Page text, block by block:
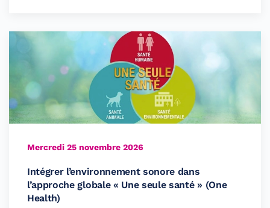
Mercredi 25 novembre 2026
Intégrer l’environnement sonore dans
l’approche globale « Une seule santé » (One
Health)